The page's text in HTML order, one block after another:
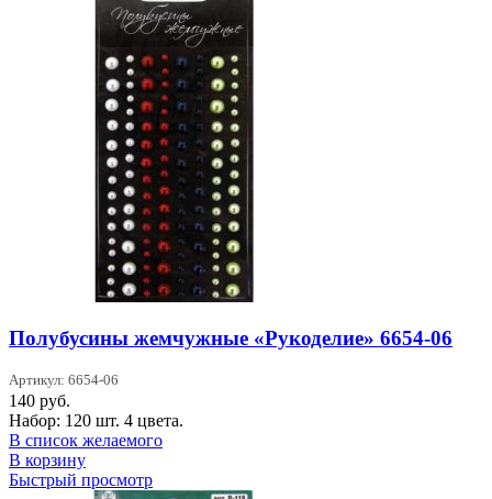
Полубусины жемчужные «Рукоделие» 6654-06
Артикул: 6654-06
140 руб.
Набор: 120 шт. 4 цвета.
В список желаемого
В корзину
Быстрый просмотр